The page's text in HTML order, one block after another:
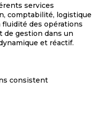
services
comptabilité, logistique
fluidité des opérations
de gestion dans un
et réactif.
consistent